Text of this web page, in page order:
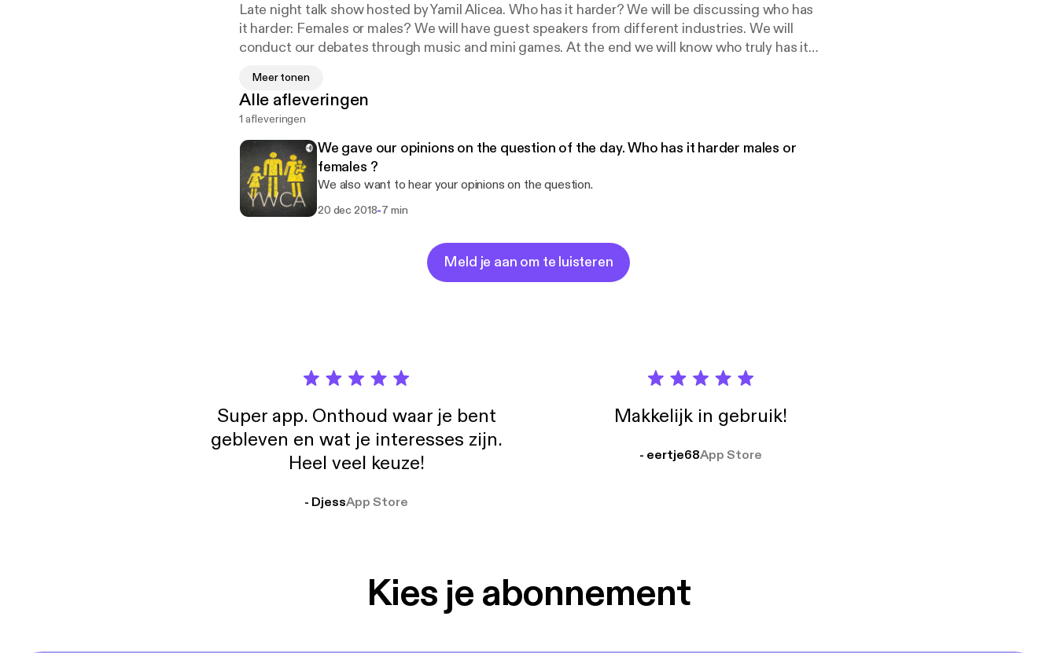
Late night talk show hosted by Yamil Alicea. Who has it harder? We will be discussing who has
it harder: Females or males? We will have guest speakers from different industries. We will
conduct our debates through music and mini games. At the end we will know who truly has it
Cover art photo provided by Sandy Millar on Unsplash:
Meer tonen
Alle afleveringen
1 afleveringen
We gave our opinions on the question of the day. Who has it harder males or
females ?
We also want to hear your opinions on the question.
20 dec 2018-7 min
Meld je aan om te luisteren
Super app. Onthoud waar je bent
gebleven en wat je interesses zijn.
Heel veel keuze!
- DjessApp Store
Makkelijk in gebruik!
- eertje68App Store
Kies je abonnement